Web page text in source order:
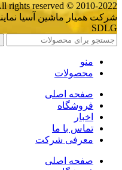
rights reserved © 2010-2022
شرکت همیار ماشین آسیا
SDLG
منو
محصولات
صفحه اصلی
فروشگاه
اخبار
تماس با ما
معرفی شرکت
صفحه اصلی